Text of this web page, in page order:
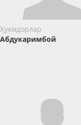
Ҳукмдорлар
Абдукаримбой